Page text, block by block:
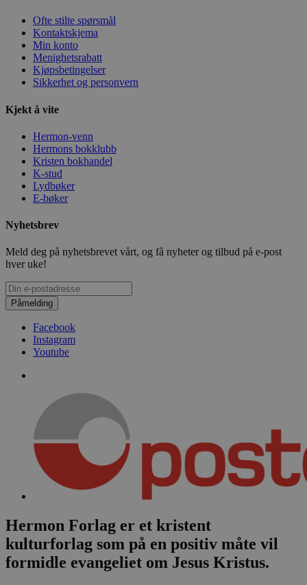
Ofte stilte spørsmål
Kontaktskjema
Min konto
Menighetsrabatt
Kjøpsbetingelser
Sikkerhet og personvern
Kjekt å vite
Hermon-venn
Hermons bokklubb
Kristen bokhandel
K-stud
Lydbøker
E-bøker
Nyhetsbrev
Meld deg på nyhetsbrevet vårt, og få nyheter og tilbud på e-post
hver uke!
Påmelding
Facebook
Instagram
Youtube
Hermon Forlag er et kristent
kulturforlag som på en positiv måte vil
formidle evangeliet om Jesus Kristus.